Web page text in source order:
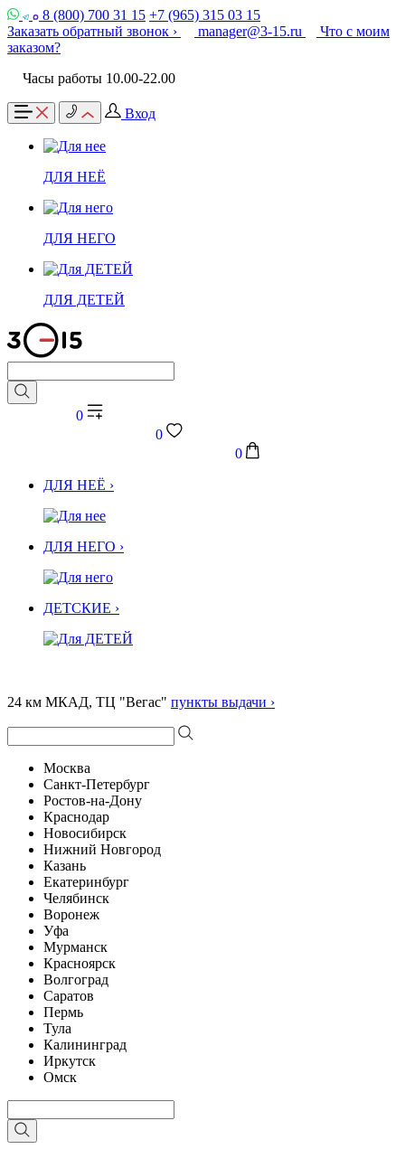
8 (800) 700 31 15 +7 (965) 315 03 15
Заказать обратный звонок ›
manager@3-15.ru
Что с моим
заказом?
Часы работы 10.00-22.00
Вход
ДЛЯ НЕЁ
ДЛЯ НЕГО
ДЛЯ ДЕТЕЙ
0
0
0
ДЛЯ НЕЁ ›
ДЛЯ НЕГО ›
ДЕТСКИЕ ›
24 км МКАД, ТЦ "Вегас" пункты выдачи ›
Москва
Санкт-Петербург
Ростов-на-Дону
Краснодар
Новосибирск
Нижний Новгород
Казань
Екатеринбург
Челябинск
Воронеж
Уфа
Мурманск
Красноярск
Волгоград
Саратов
Пермь
Тула
Калининград
Иркутск
Омск